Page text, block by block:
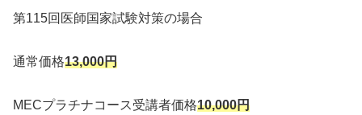
第115回医師国家試験対策の場合
通常価格13,000円
MECプラチナコース受講者価格10,000円